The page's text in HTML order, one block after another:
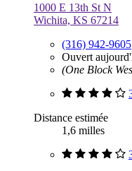
1000 E 13th St N
Wichita, KS 67214
(316) 942-9605
Ouvert
(One Block
Distance estimée
1,6 milles